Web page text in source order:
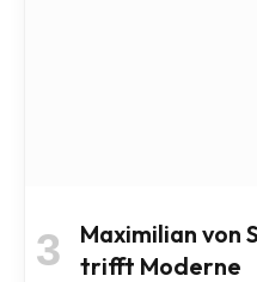
Maximilian von
trifft Moderne